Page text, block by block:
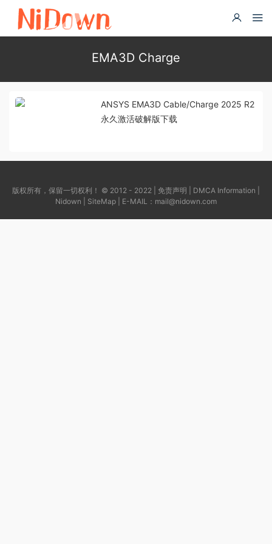
EMA3D Charge
ANSYS EMA3D Cable/Charge 2025 R2
永久激活破解版下载
版权所有，保留一切权利！ © 2012 - 2022 | 免责声明 DMCA Information
Nidown
SiteMap | E-MAIL： mail@nidown.com